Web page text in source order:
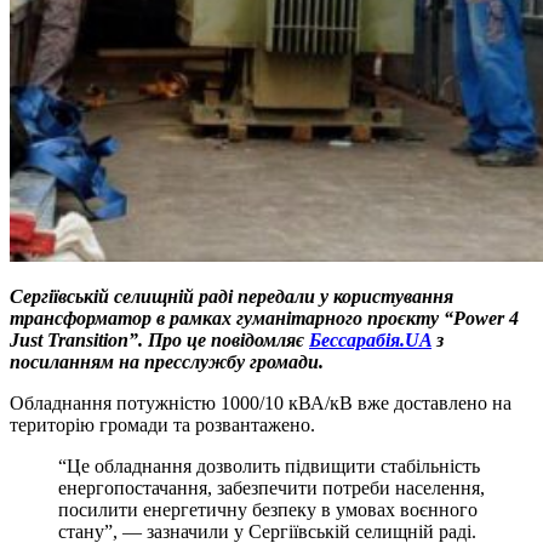
Сергіївській селищній раді передали у користування
трансформатор в рамках гуманітарного проєкту “Power 4
Just Transition”. Про це повідомляє Бессарабія.UA з
посиланням на пресслужбу громади.
Обладнання потужністю 1000/10 кВА/кВ вже доставлено на
територію громади та розвантажено.
“Це обладнання дозволить підвищити стабільність
енергопостачання, забезпечити потреби населення,
посилити енергетичну безпеку в умовах воєнного
стану”, — зазначили у Сергіївській селищній раді.